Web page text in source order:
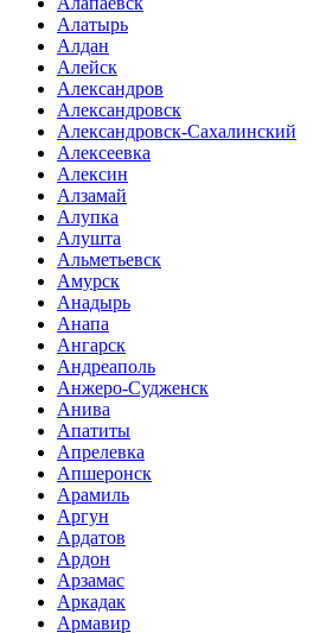
Алатырь
Алдан
Алейск
Александров
Александровск
Александровск-Сахалинский
Алексеевка
Алексин
Алзамай
Алупка
Алушта
Альметьевск
Амурск
Анадырь
Анапа
Ангарск
Андреаполь
Анжеро-Судженск
Анива
Апатиты
Апрелевка
Апшеронск
Арамиль
Аргун
Ардатов
Ардон
Арзамас
Аркадак
Армавир